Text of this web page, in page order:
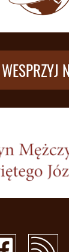
WESPRZYJ